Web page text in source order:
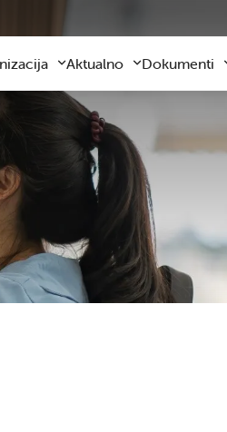
javnega značaja
program
program
s starši
prehrana
storitev
izobraževanje na domu
služba
sklad
Aktualno
Aktualno
Zgodilo se je
Fotogalerija slik
Video vsebine
Dokumenti
Drugi pravilniki